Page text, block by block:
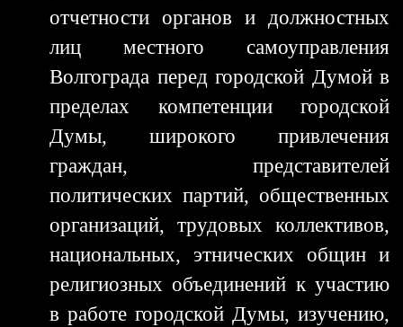
отчетности органов и должностных
лиц местного самоуправления
Волгограда перед городской Думой в
пределах компетенции городской
Думы, широкого привлечения
граждан, представителей
политических партий, общественных
организаций, трудовых коллективов,
национальных, этнических общин и
религиозных объединений к участию
в работе городской Думы, изучению,